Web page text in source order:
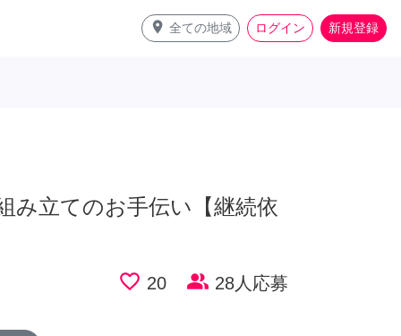
place 全ての地域 ログイン 新規登録
み立てのお手伝い【継続依
favorite_border 20 people_alt 28人応募